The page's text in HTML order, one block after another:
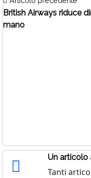
British Airways riduce
mano
Un articolo
Tanti